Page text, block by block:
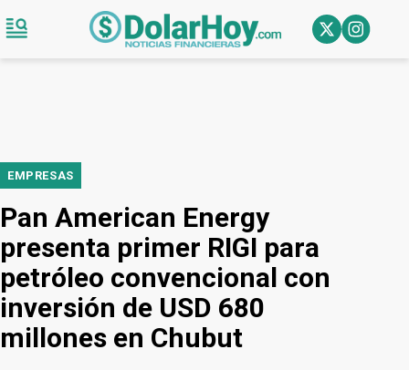
EMPRESAS
Pan American Energy
presenta primer RIGI para
petróleo convencional con
inversión de USD 680
millones en Chubut